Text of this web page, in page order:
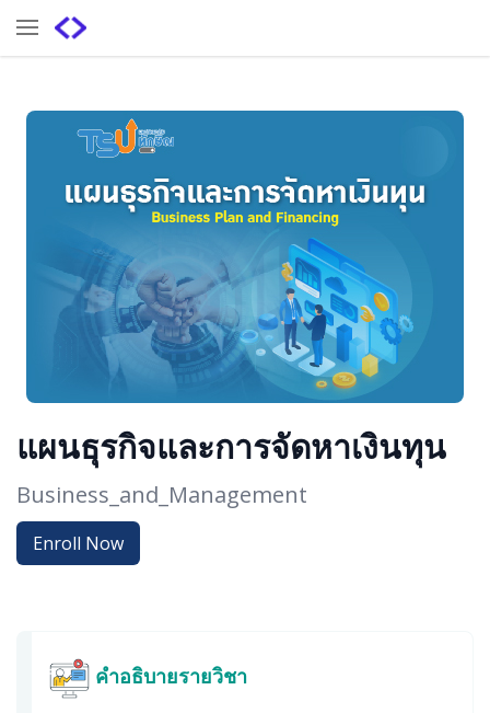
แผนธุรกิจและการจัดหาเงินทุน
Business_and_Management
Enroll Now
คำอธิบายรายวิชา